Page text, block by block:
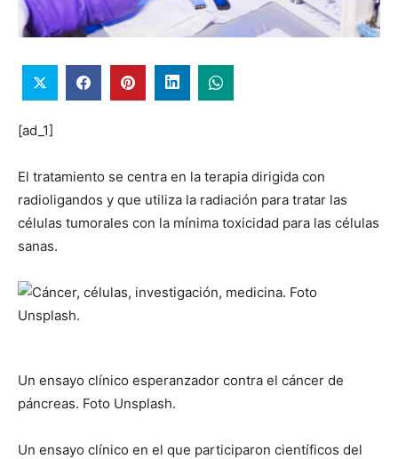
[ad_1]
El tratamiento se centra en la terapia dirigida con
radioligandos y que utiliza la radiación para tratar las
células tumorales con la mínima toxicidad para las células
sanas.
Un ensayo clínico esperanzador contra el cáncer de
páncreas. Foto Unsplash.
Un ensayo clínico en el que participaron científicos del